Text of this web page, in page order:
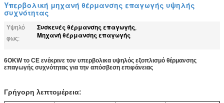
Υπερβολική μηχανή θέρμανσης επαγωγής υψηλής
συχνότητας
Υψηλό
φως:
Συσκευές θέρμανσης επαγωγής,
Μηχανή θέρμανσης επαγωγής
6OKW το CE ενέκρινε τον υπερβολικα υψηλός εξοπλισμό θέρμανσης
επαγωγής συχνότητας για την απόσβεση επιφάνειας
Γρήγορη λεπτομέρεια: